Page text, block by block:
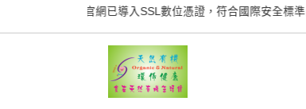
本官網已導入SSL數位憑證，符合國際安全標準的